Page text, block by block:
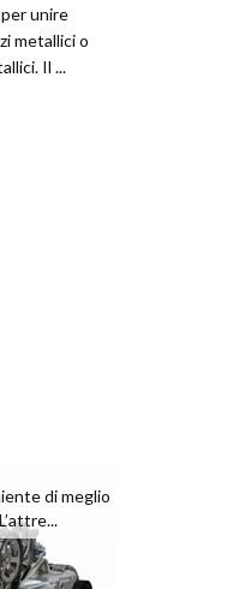
unire
metallici o
Il ...
di meglio